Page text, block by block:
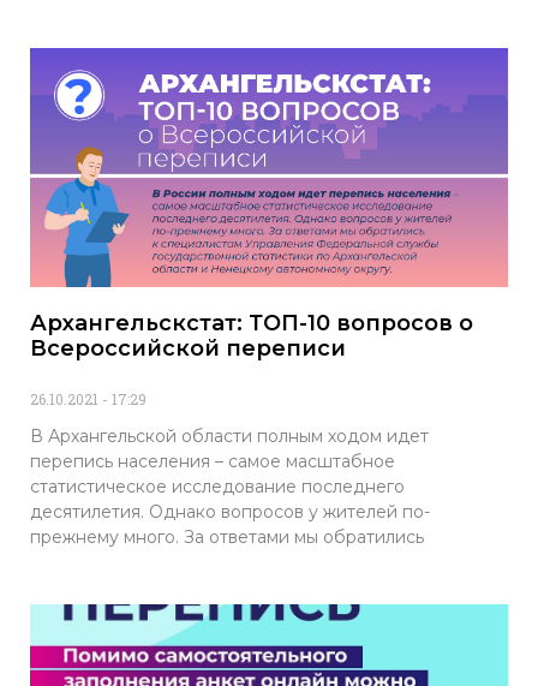
Архангельскстат: ТОП-10 вопросов о
Всероссийской переписи
26.10.2021 17:29
В Архангельской области полным ходом идет
перепись населения – самое масштабное
статистическое исследование последнего
десятилетия. Однако вопросов у жителей по-
прежнему много. За ответами мы обратились